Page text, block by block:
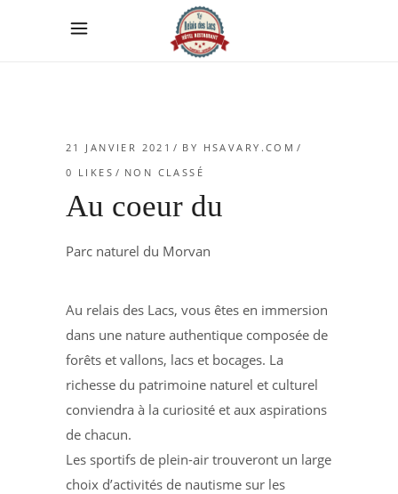
21 JANVIER 2021 BY HSAVARY.COM
0 LIKES NON CLASSÉ
Au coeur du
Parc naturel du Morvan
Au relais des Lacs, vous êtes en immersion
dans une nature authentique composée de
forêts et vallons, lacs et bocages. La
richesse du patrimoine naturel et culturel
conviendra à la curiosité et aux aspirations
de chacun.
Les sportifs de plein-air trouveront un large
choix d’activités de nautisme sur les